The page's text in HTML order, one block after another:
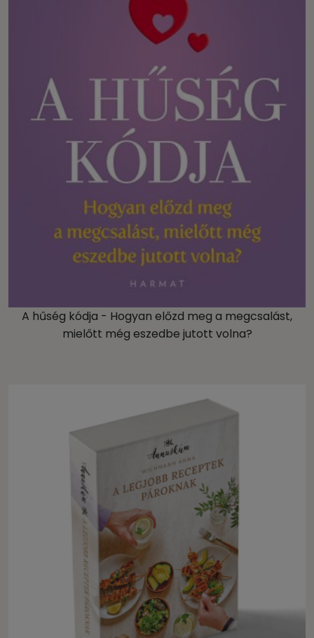
A hűség kódja - Hogyan előzd meg a megcsalást,
mielőtt még eszedbe jutott volna?